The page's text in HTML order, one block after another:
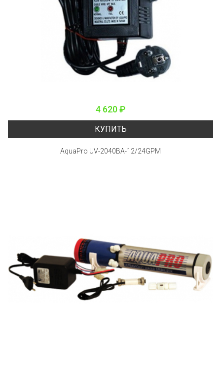
4 620 ₽
КУПИТЬ
AquaPro UV-2040BA-12/24GPM